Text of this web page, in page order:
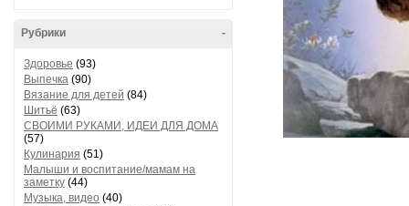
-
Рубрики
Здоровье (93)
Выпечка (90)
Вязание для детей (84)
Шитьё (63)
СВОИМИ РУКАМИ, ИДЕИ ДЛЯ ДОМА
(57)
Кулинария (51)
Малыши и воспитание/мамам на
заметку (44)
Музыка, видео (40)